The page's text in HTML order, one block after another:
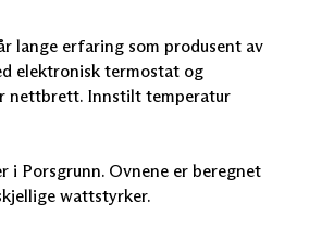
lange erfaring som produsent av
elektronisk termostat og
nettbrett. Innstilt temperatur
i Porsgrunn. Ovnene er beregnet
wattstyrker.